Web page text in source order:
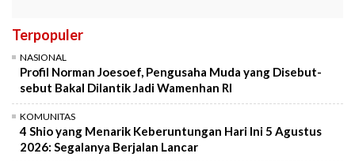
Terpopuler
NASIONAL
Profil Norman Joesoef, Pengusaha Muda yang Disebut-
sebut Bakal Dilantik Jadi Wamenhan RI
KOMUNITAS
4 Shio yang Menarik Keberuntungan Hari Ini 5 Agustus
2026: Segalanya Berjalan Lancar